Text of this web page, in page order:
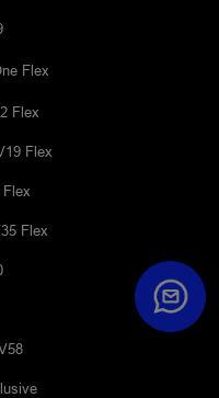
Flex
Flex
Flex
Flex